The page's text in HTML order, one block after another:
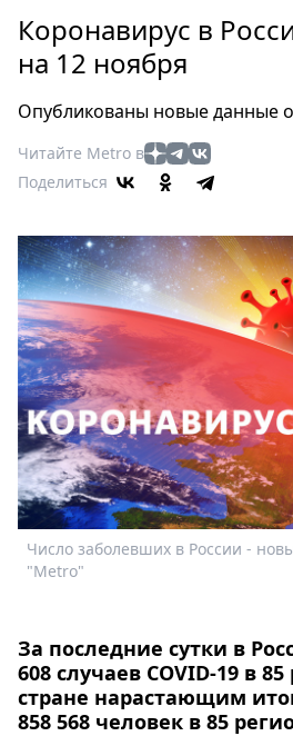
Россия
Мир
Еда
Туризм
Мода
Кино
Афиша
Книги
Выставки
Пресс-
релизы
О
Metro
Стримы
Спецпроекты
Звезды
Metro
Коронавирус в
на 12 ноября
Опубликованы новые данные
Читайте Metro в
Поделиться
Число заболевших в России -
"Metro"
За последние сутки в
608 случаев COVID-19 в
стране нарастающим
858 568 человек в 85